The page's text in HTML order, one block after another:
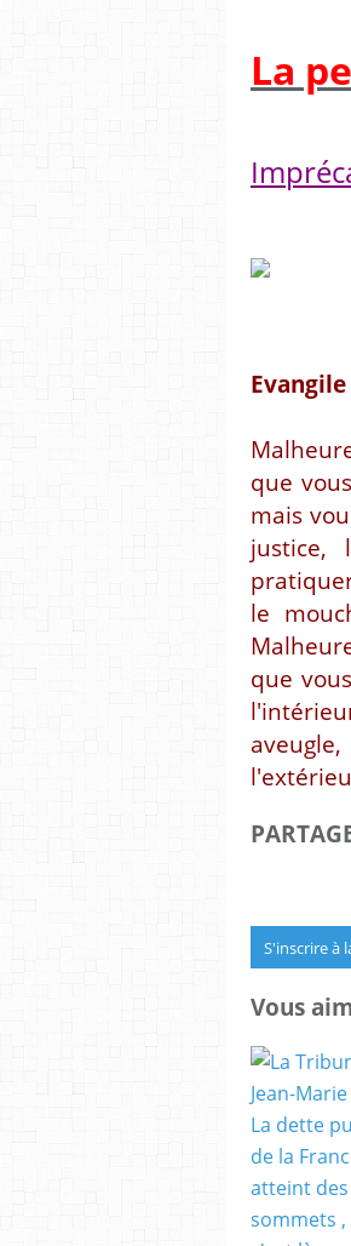
La
que
mais
justice,
le
que
S'inscrire à
Vous